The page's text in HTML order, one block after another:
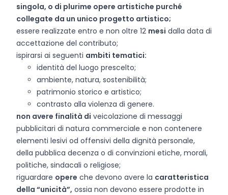
singola, o di plurime opere artistiche purché
collegate da un unico progetto artistico;
essere realizzate entro e non oltre 12 mesi dalla data di
accettazione del contributo;
ispirarsi ai seguenti ambiti tematici:
identità del luogo prescelto;
ambiente, natura, sostenibilità;
patrimonio storico e artistico;
contrasto alla violenza di genere.
non avere finalità di veicolazione di messaggi
pubblicitari di natura commerciale e non contenere
elementi lesivi od offensivi della dignità personale,
della pubblica decenza o di convinzioni etiche, morali,
politiche, sindacali o religiose;
riguardare opere che devono avere la caratteristica
della “unicità”, ossia non devono essere prodotte in